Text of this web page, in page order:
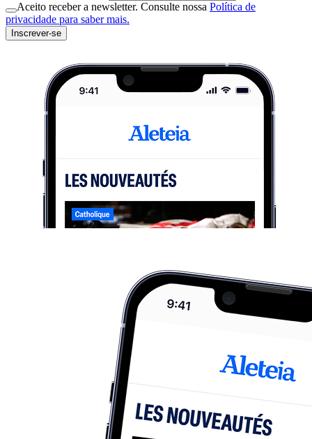
Aceito receber a newsletter. Consulte nossa Política de
privacidade para saber mais.
Inscrever-se